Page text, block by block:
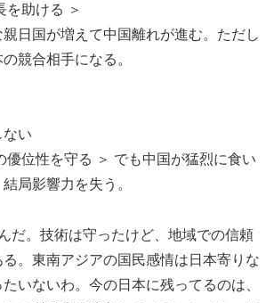
を助ける ＞
日国が増えて中国離れが進む。ただし
競合相手になる。
ない
優位性を守る ＞ でも中国が猛烈に食い
局影響力を失う。
だ。技術は守ったけど、地域での信頼
る。東南アジアの国民感情は日本寄りな
いないわ。今の日本に残ってるのは、